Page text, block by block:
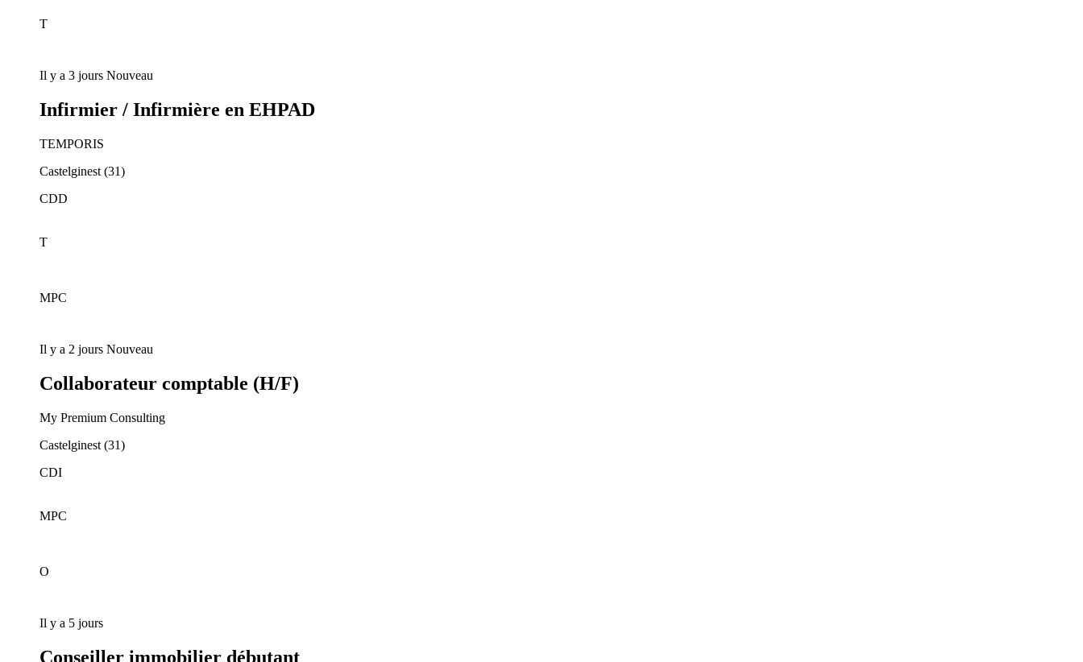
T
Il y a 3 jours Nouveau
Infirmier / Infirmière en EHPAD
TEMPORIS
Castelginest (31)
CDD
T
MPC
Il y a 2 jours Nouveau
Collaborateur comptable (H/F)
My Premium Consulting
Castelginest (31)
CDI
MPC
O
Il y a 5 jours
Conseiller immobilier débutant